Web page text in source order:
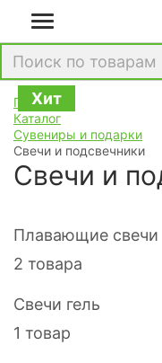
Главная
Каталог
Сувениры и подарки
Свечи и подсвечники
Свечи и
Плавающие свечи
2 товара
Свечи гель
1 товар
Хит
Хит
Хит
Хит
Хит
Хит
Хит
Хит
Хит
Хит
Хит
Хит
Хит